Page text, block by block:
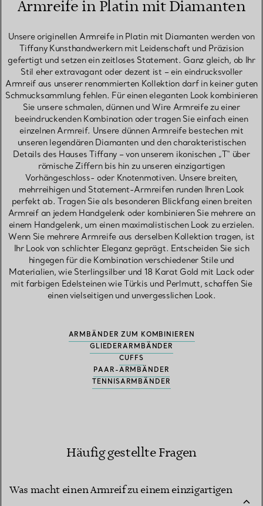
Armreife in Platin mit Diamanten
Unsere originellen Armreife in Platin mit Diamanten werden von
Tiffany Kunsthandwerkern mit Leidenschaft und Präzision
gefertigt und setzen ein zeitloses Statement. Ganz gleich, ob Ihr
Stil eher extravagant oder dezent ist – ein eindrucksvoller
Armreif aus unserer renommierten Kollektion darf in keiner guten
Schmucksammlung fehlen. Für einen eleganten Look kombinieren
Sie unsere schmalen, dünnen und Wire Armreife zu einer
beeindruckenden Kombination oder tragen Sie einfach einen
einzelnen Armreif. Unsere dünnen Armreife bestechen mit
unseren legendären Diamanten und den charakteristischen
Details des Hauses Tiffany – von unserem ikonischen „T“ über
römische Ziffern bis hin zu unseren einzigartigen
Vorhängeschloss- oder Knotenmotiven. Unsere breiten,
mehrreihigen und Statement-Armreifen runden Ihren Look
perfekt ab. Tragen Sie als besonderen Blickfang einen breiten
Armreif an jedem Handgelenk oder kombinieren Sie mehrere an
einem Handgelenk, um einen maximalistischen Look zu erzielen.
Wenn Sie mehrere Armreife aus derselben Kollektion tragen, ist
Ihr Look von schlichter Eleganz geprägt. Entscheiden Sie sich
hingegen für die Kombination verschiedener Stile und
Materialien, wie Sterlingsilber und 18 Karat Gold mit Lack oder
mit farbigen Edelsteinen wie Türkis und Perlmutt, schaffen Sie
einen vielseitigen und unvergesslichen Look.
ARMBÄNDER ZUM KOMBINIEREN
GLIEDERARMBÄNDER
CUFFS
PAAR-ARMBÄNDER
TENNISARMBÄNDER
Häufig gestellte Fragen
Was macht einen Armreif zu einem einzigartigen